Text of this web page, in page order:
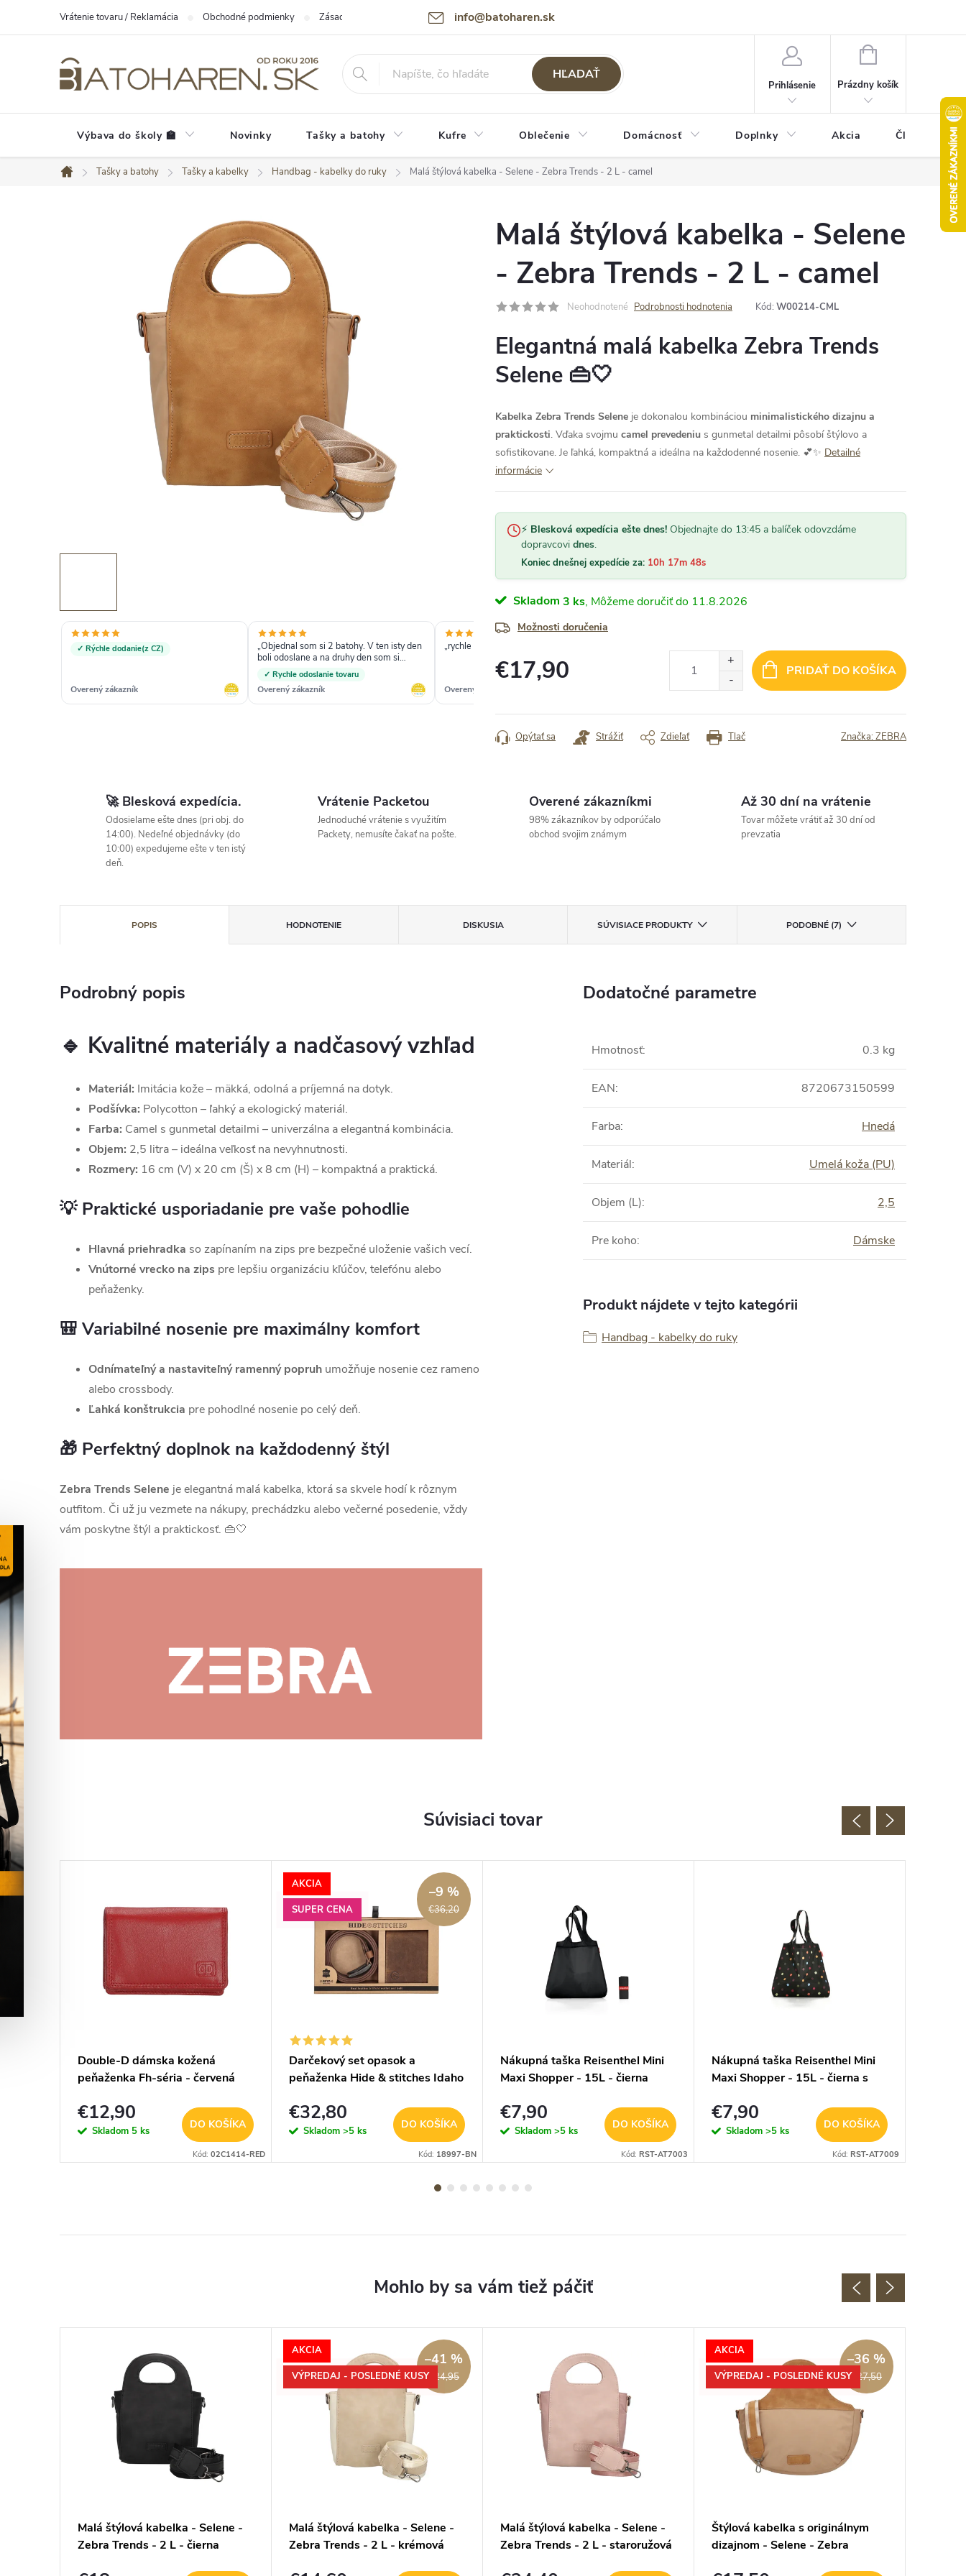
info@batoharen.sk
Vrátenie tovaru / Reklamácia Obchodné podmienky Zásady spracovania osobných údajov (GDPR) Podmienky použitia webu
HĽADAŤ
Prihlásenie
NÁKUPNÝ
Prázdny košík
Výbava do školy 🏫 Novinky Tašky a batohy Kufre Oblečenie Domácnosť Doplnky Akcia Články
Domov
Tašky a batohy Tašky a kabelky Handbag - kabelky do ruky Malá štýlová kabelka - Selene - Zebra Trends - 2 L - camel
✓ Rýchle dodanie(z CZ)
Overený zákazník
„Objednal som si 2 batohy. V ten isty den
boli odoslane a na druhy den som si
objednavku prebral. Vsetko prebehlo bez
problemov a velmi rychlo. S nakupom som
velmi spokojny.“
✓ Rychle odoslanie tovaru
Overený zákazník
„rychle dodanie,“
Overený zákazník
✓ ...... max spokojnosť
Overený zákazník
✓ Veľmi rýchle dodanie
Overený zákazník
Malá štýlová kabelka - Selene
- Zebra Trends - 2 L - camel
Neohodnotené Podrobnosti hodnotenia Kód: W00214-CML
Elegantná malá kabelka Zebra Trends
Selene 👜🤍
Kabelka Zebra Trends Selene je dokonalou kombináciou minimalistického dizajnu a
praktickosti. Vďaka svojmu camel prevedeniu s gunmetal detailmi pôsobí štýlovo a
sofistikovane. Je ľahká, kompaktná a ideálna na každodenné nosenie. 💕✨ Detailné
informácie
⚡ Blesková expedícia ešte dnes! Objednajte do 13:45 a balíček odovzdáme
dopravcovi dnes.
Koniec dnešnej expedície za: 10h 17m 47s
Skladom 3 ks 11.8.2026
Možnosti doručenia
€17,90 PRIDAŤ DO KOŠÍKA
Tlač
Opýtať sa Strážiť Zdieľať Značka:ZEBRA
🚀 Blesková expedícia.
Odosielame ešte dnes (pri obj. do
14:00). Nedeľné objednávky (do
10:00) expedujeme ešte v ten istý
deň.
Vrátenie Packetou
Jednoduché vrátenie s využitím
Packety, nemusíte čakať na pošte.
Overené zákazníkmi
98% zákazníkov by odporúčalo
obchod svojim známym
Až 30 dní na vrátenie
Tovar môžete vrátiť až 30 dní od
prevzatia
POPIS HODNOTENIE DISKUSIA SÚVISIACE PRODUKTY PODOBNÉ (7)
Podrobný popis
🔹 Kvalitné materiály a nadčasový vzhľad
Materiál: Imitácia kože – mäkká, odolná a príjemná na dotyk.
Podšívka: Polycotton – ľahký a ekologický materiál.
Farba: Camel s gunmetal detailmi – univerzálna a elegantná kombinácia.
Objem: 2,5 litra – ideálna veľkosť na nevyhnutnosti.
Rozmery: 16 cm (V) x 20 cm (Š) x 8 cm (H) – kompaktná a praktická.
💡 Praktické usporiadanie pre vaše pohodlie
Hlavná priehradka so zapínaním na zips pre bezpečné uloženie vašich vecí.
Vnútorné vrecko na zips pre lepšiu organizáciu kľúčov, telefónu alebo
peňaženky.
🎒 Variabilné nosenie pre maximálny komfort
Odnímateľný a nastaviteľný ramenný popruh umožňuje nosenie cez rameno
alebo crossbody.
Ľahká konštrukcia pre pohodlné nosenie po celý deň.
🎁 Perfektný doplnok na každodenný štýl
Zebra Trends Selene je elegantná malá kabelka, ktorá sa skvele hodí k rôznym
outfitom. Či už ju vezmete na nákupy, prechádzku alebo večerné posedenie, vždy
vám poskytne štýl a praktickosť. 👜🤍
Dodatočné parametre
Hmotnosť: 0.3 kg
EAN: 8720673150599
Farba: Hnedá
Materiál: Umelá koža (PU)
Objem (L): 2,5
Pre koho: Dámske
Produkt nájdete v tejto kategórii
Handbag - kabelky do ruky
Súvisiaci tovar
Double-D dámska kožená
peňaženka Fh-séria - červená
€12,90
Skladom 5 ks
DO KOŠÍKA
Kód: 02C1414-RED
AKCIA
SUPER CENA
€36,20
–9 %
Darčekový set opasok a
peňaženka Hide & stitches Idaho
€32,80
Skladom >5 ks
DO KOŠÍKA
Kód: 18997-BN
Nákupná taška Reisenthel Mini
Maxi Shopper - 15L - čierna
€7,90
Skladom >5 ks
DO KOŠÍKA
Kód: RST-AT7003
Nákupná taška Reisenthel Mini
Maxi Shopper - 15L - čierna s
€7,90
Skladom >5 ks
DO KOŠÍKA
Kód: RST-AT7009
Malá štýlová kabelka - Selene -
Zebra Trends - 2 L - čierna
AKCIA
VÝPREDAJ - POSLEDNÉ KUSY€24,95
–41 %
Malá štýlová kabelka - Selene -
Zebra Trends - 2 L - krémová
Malá štýlová kabelka - Selene -
Zebra Trends - 2 L - staroružová
AKCIA
VÝPREDAJ - POSLEDNÉ KUSY€27,50
–36 %
Štýlová kabelka s originálnym
dizajnom - Selene - Zebra